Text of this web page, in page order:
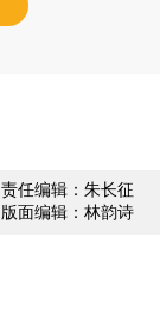
责任编辑：朱长征
版面编辑：林韵诗